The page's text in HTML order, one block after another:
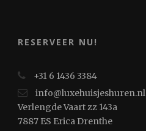
RESERVEER NU!
+31 6 1436 3384
info@luxehuisjeshuren.nl
Verlengde Vaart zz 143a
7887 ES Erica Drenthe